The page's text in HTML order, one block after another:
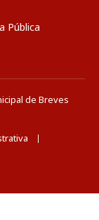
Pública
de Breves